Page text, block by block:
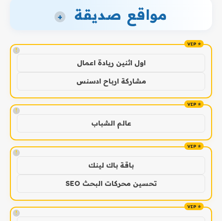
مواقع صديقة +
!
اول اثنين ريادة اعمال
مشاركة ارباح ادسنس
!
عالم الشباب
!
باقة باك لينك
تحسين محركات البحث SEO
!